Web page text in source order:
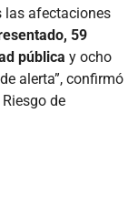
las afectaciones
59
pública y ocho
alerta”, confirmó
de